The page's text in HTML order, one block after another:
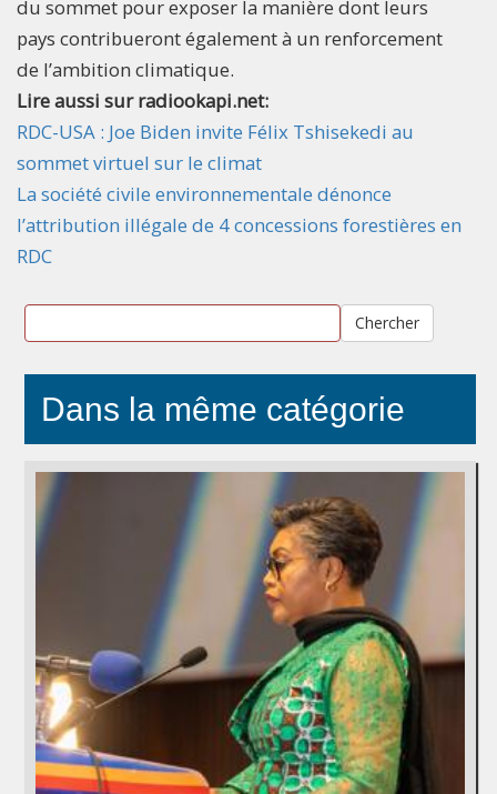
du sommet pour exposer la manière dont leurs
pays contribueront également à un renforcement
de l’ambition climatique.
Lire aussi sur radiookapi.net:
RDC-USA : Joe Biden invite Félix Tshisekedi au
sommet virtuel sur le climat
La société civile environnementale dénonce
l’attribution illégale de 4 concessions forestières en
RDC
Chercher
Dans la même catégorie